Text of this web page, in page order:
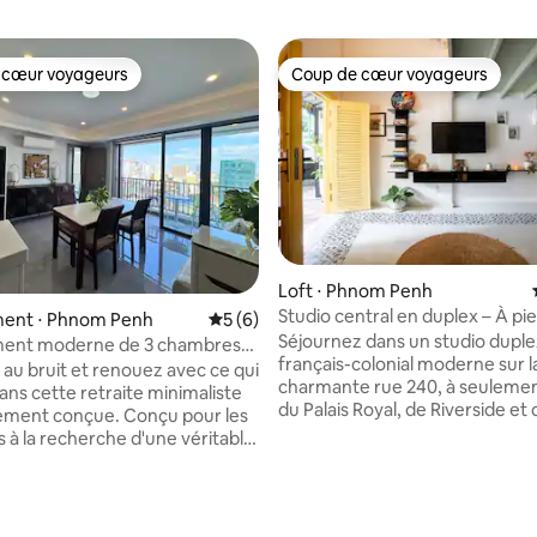
sur la base de 17 commentaires : 5 sur 5
cœur voyageurs
voyageurs
⋅ Phnom Penh Évaluation moyenne sur la base de 6
5 (6)
moderne de 3 chambres
à débordement sur le toit
au bruit et renouez avec ce qui
cette retraite minimaliste
Conçu pour les
à la recherche d'une véritable
Coup de cœur voyageurs
Coup de cœur voyageurs
Loft ⋅ Phnom Penh
Studio central en duplex – À
palais et de Riverside
Séjournez dans un studio
français-colonial moderne sur
charmante rue 240, à
du Palais Royal, de Riverside et